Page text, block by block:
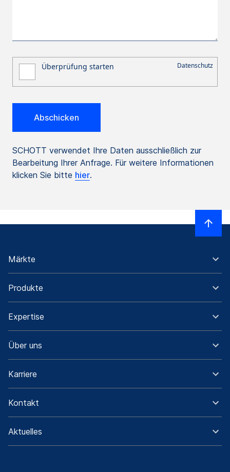
SCHOTT verwendet Ihre Daten ausschließlich zur
Bearbeitung Ihrer Anfrage. Für weitere Informationen
klicken Sie bitte hier.
Märkte
Produkte
Expertise
Über uns
Karriere
Kontakt
Aktuelles